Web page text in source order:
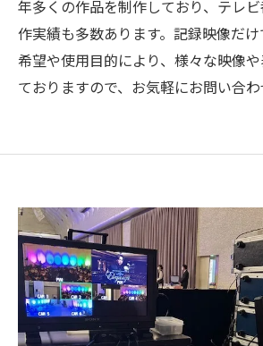
年多くの作品を制作しており、テレ
作実績も多数あります。記録映像だ
希望や使用目的により、様々な映像
ておりますので、お気軽にお問い合わ